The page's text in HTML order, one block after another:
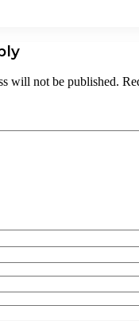
will not be published.